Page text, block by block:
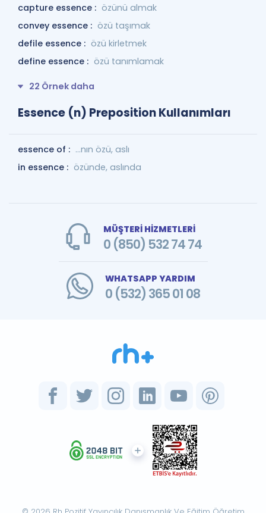
capture essence : özünü almak
convey essence : özü taşımak
defile essence : özü kirletmek
define essence : özü tanımlamak
22 Örnek daha
Essence (n) Preposition Kullanımları
essence of : …nın özü, aslı
in essence : özünde, aslında
MÜŞTERİ HİZMETLERİ
0 (850) 532 74 74
WHATSAPP YARDIM
0 (532) 365 01 08